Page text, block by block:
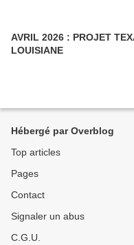
AVRIL 2026 : PROJET
LOUISIANE
Hébergé par Overblog
Top articles
Pages
Contact
Signaler un abus
C.G.U.